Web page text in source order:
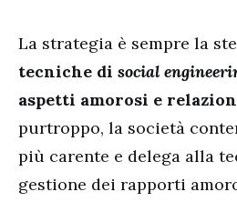
La strategia è sempre la
tecniche di social
aspetti amorosi e
purtroppo, la società
più carente e delega alla
gestione dei rapporti